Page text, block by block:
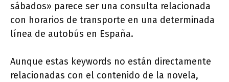
sábados» parece ser una consulta relacionada
con horarios de transporte en una determinada
línea de autobús en España.
Aunque estas keywords no están directamente
relacionadas con el contenido de la novela,